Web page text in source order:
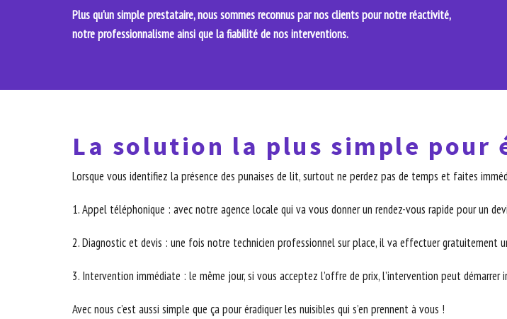
Plus qu'un simple prestataire, nous sommes reconnus par nos clients pour notre réactivité,
notre professionnalisme ainsi que la fiabilité de nos interventions.
La solution la plus simple pour
Lorsque vous identifiez la présence des punaises de lit, surtout ne perdez pas de temps et faites
1. Appel téléphonique : avec notre agence locale qui va vous donner un rendez-vous rapide pour un
2. Diagnostic et devis : une fois notre technicien professionnel sur place, il va effectuer
3. Intervention immédiate : le même jour, si vous acceptez l’offre de prix, l’intervention peut démarrer
Avec nous c’est aussi simple que ça pour éradiquer les nuisibles qui s’en prennent à vous !